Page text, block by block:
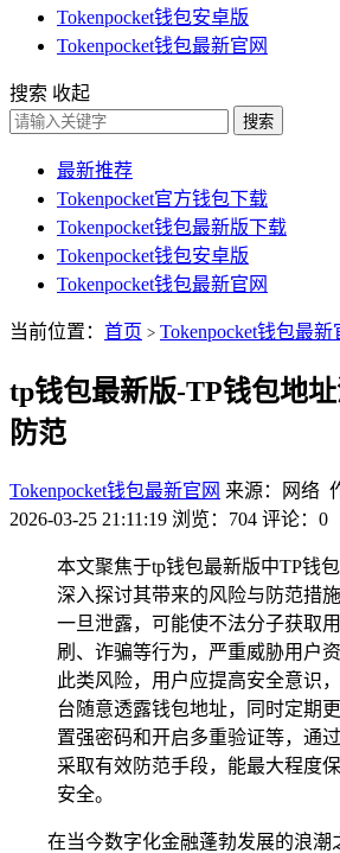
Tokenpocket钱包安卓版
Tokenpocket钱包最新官网
搜索 收起
搜索
最新推荐
Tokenpocket官方钱包下载
Tokenpocket钱包最新版下载
Tokenpocket钱包安卓版
Tokenpocket钱包最新官网
当前位置： 首页 > Tokenpocket钱包最新
tp钱包最新版-TP钱包地
防范
Tokenpocket钱包最新官网 来源：网络
2026-03-25 21:11:19 浏览：704 评论：0
本文聚焦于tp钱包最新版中TP钱
深入探讨其带来的风险与防范措
一旦泄露，可能使不法分子获取
刷、诈骗等行为，严重威胁用户
此类风险，用户应提高安全意识
台随意透露钱包地址，同时定期
置强密码和开启多重验证等，通
采取有效防范手段，能最大程度
安全。
在当今数字化金融蓬勃发展的浪潮